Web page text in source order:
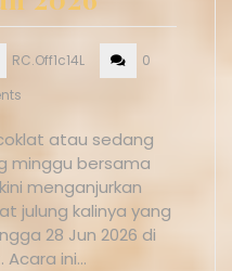
RC.Off1c14L
0
atau sedang
minggu bersama
menganjurkan
julung kalinya yang
28 Jun 2026 di
Acara ini…